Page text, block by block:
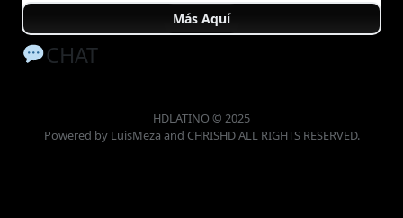
Más Aquí
CHAT
HDLATINO © 2025
Powered by LuisMeza and CHRISHD ALL RIGHTS RESERVED.